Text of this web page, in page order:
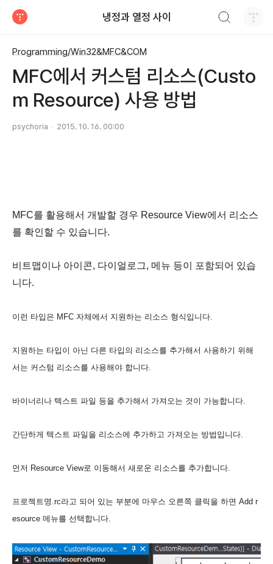
냉정과 열정 사이
Programming/Win32&MFC&COM
MFC에서 커스텀 리소스(Custo
m Resource) 사용 방법
psychoria 2015. 10. 16. 00:00
MFC를 활용해서 개발할 경우 Resource View에서 리소스
를 확인할 수 있습니다.
비트맵이나 아이콘, 다이얼로그, 메뉴 등이 포함되어 있습
니다.
이런 타입은 MFC 자체에서 지원하는 리소스 형식입니다.
지원하는 타입이 아닌 다른 타입의 리소스를 추가해서 사용하기 위해
서는 커스텀 리소스를 사용해야 합니다.
바이너리나 텍스트 파일 등을 추가해서 가져오는 것이 가능합니다.
간단하게 텍스트 파일을 리소스에 추가하고 가져오는 방법입니다.
먼저 Resource View로 이동해서 새로운 리소스를 추가합니다.
프로젝트명.rc라고 되어 있는 부분에 마우스 오른쪽 클릭을 하면 Add r
esource 메뉴를 선택합니다.